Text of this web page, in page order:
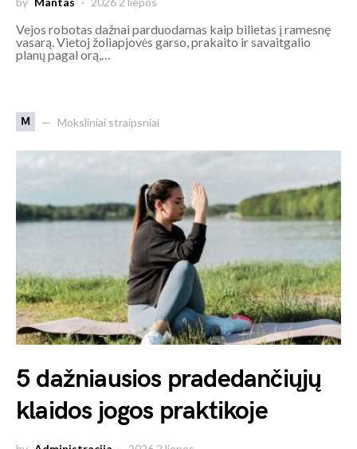
Vejos robotas dažnai parduodamas kaip bilietas į ramesnę
vasarą. Vietoj žoliapjovės garso, prakaito ir savaitgalio
planų pagal orą,…
M Moksliniai straipsniai
5 dažniausios pradedančiųjų
klaidos jogos praktikoje